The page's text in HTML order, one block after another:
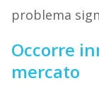
problema
Occorre
mercato